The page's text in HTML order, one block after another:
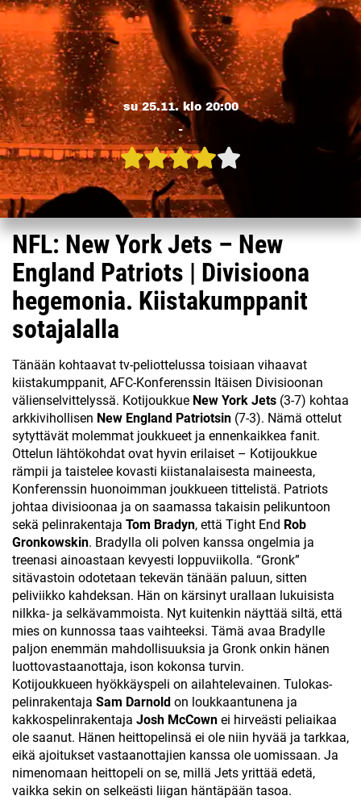
su 25.11. klo 20:00
-
NFL: New York Jets – New
England Patriots | Divisioona
hegemonia. Kiistakumppanit
sotajalalla
Tänään kohtaavat tv-peliottelussa toisiaan vihaavat
kiistakumppanit, AFC-Konferenssin Itäisen Divisioonan
välienselvittelyssä. Kotijoukkue New York Jets (3-7) kohtaa
arkkivihollisen New England Patriotsin (7-3). Nämä ottelut
sytyttävät molemmat joukkueet ja ennenkaikkea fanit.
Ottelun lähtökohdat ovat hyvin erilaiset – Kotijoukkue
rämpii ja taistelee kovasti kiistanalaisesta maineesta,
Konferenssin huonoimman joukkueen tittelistä. Patriots
johtaa divisioonaa ja on saamassa takaisin pelikuntoon
sekä pelinrakentaja Tom Bradyn, että Tight End Rob
Gronkowskin. Bradylla oli polven kanssa ongelmia ja
treenasi ainoastaan kevyesti loppuviikolla. “Gronk”
sitävastoin odotetaan tekevän tänään paluun, sitten
peliviikko kahdeksan. Hän on kärsinyt urallaan lukuisista
nilkka- ja selkävammoista. Nyt kuitenkin näyttää siltä, että
mies on kunnossa taas vaihteeksi. Tämä avaa Bradylle
paljon enemmän mahdollisuuksia ja Gronk onkin hänen
luottovastaanottaja, ison kokonsa turvin.
Kotijoukkueen hyökkäyspeli on ailahtelevainen. Tulokas-
pelinrakentaja Sam Darnold on loukkaantunena ja
kakkospelinrakentaja Josh McCown ei hirveästi peliaikaa
ole saanut. Hänen heittopelinsä ei ole niin hyvää ja tarkkaa,
eikä ajoitukset vastaanottajien kanssa ole uomissaan. Ja
nimenomaan heittopeli on se, millä Jets yrittää edetä,
vaikka sekin on selkeästi liigan häntäpään tasoa.